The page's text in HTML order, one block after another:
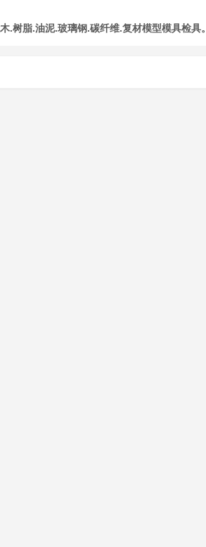
.树脂.油泥.玻璃钢.碳纤维.复材模型模具检具。